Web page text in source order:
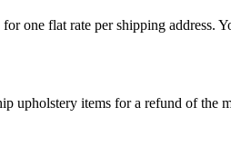
one flat rate per shipping address.
items for a refund of the